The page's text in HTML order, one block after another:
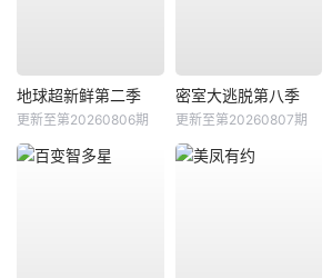
地球超新鲜第二季
更新至第20260806期
密室大逃脱第八季
更新至第20260807期